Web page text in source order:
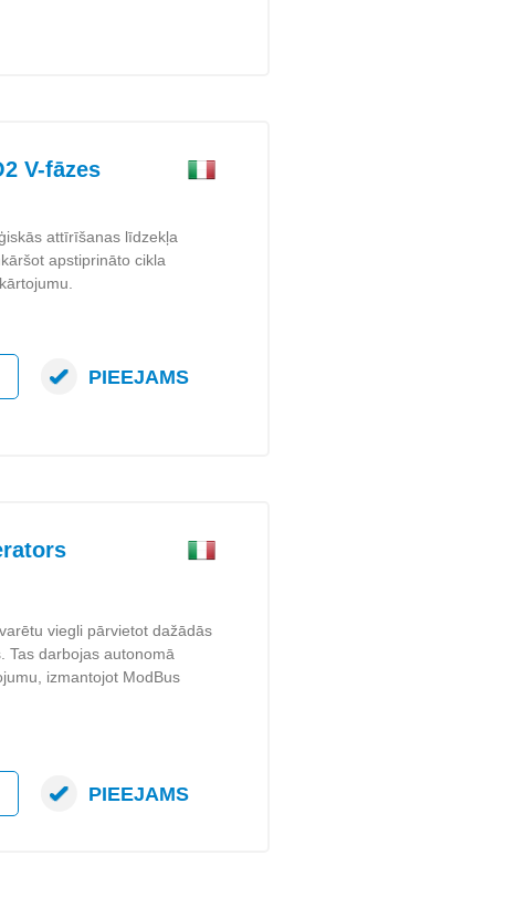
V-fāzes
attīrīšanas līdzekļa
apstiprināto cikla
PIEEJAMS
viegli pārvietot dažādās
Tas darbojas autonomā
izmantojot ModBus
PIEEJAMS